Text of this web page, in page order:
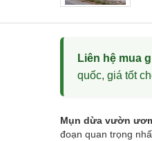
Liên hệ mua
quốc, giá tốt
Mụn dừa vườn
đoạn quan trọng